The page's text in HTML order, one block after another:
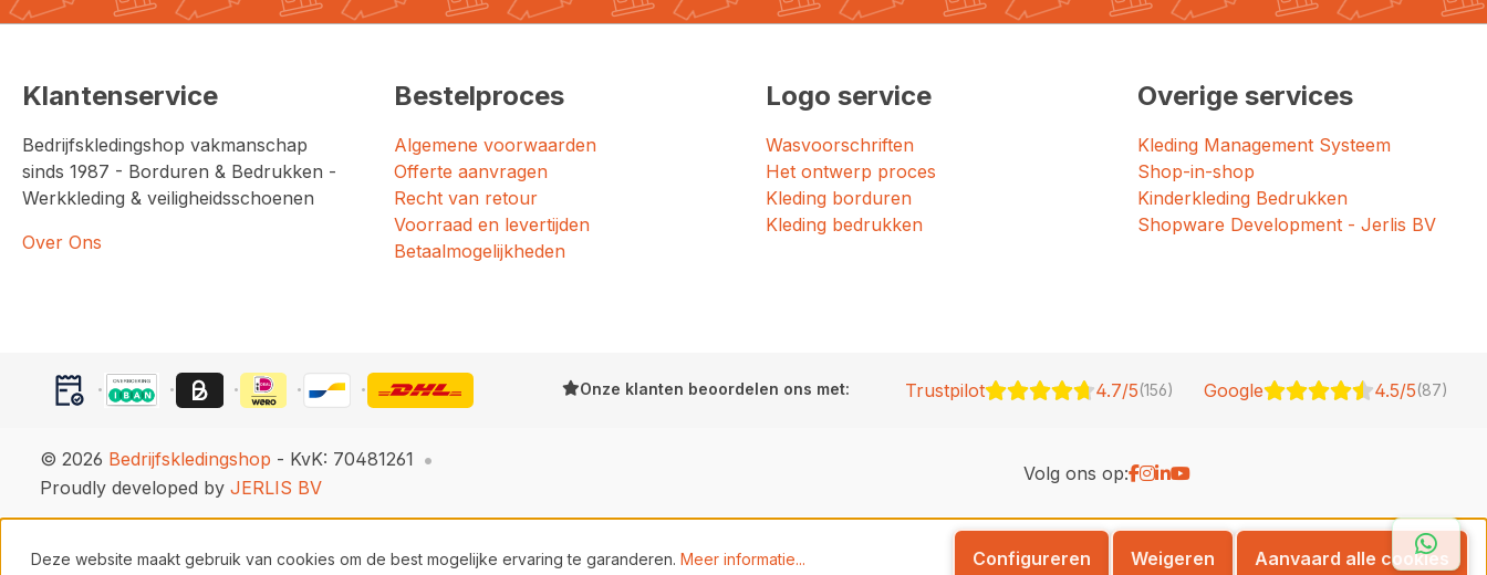
Klantenservice
Bedrijfskledingshop vakmanschap
sinds 1987 - Borduren & Bedrukken -
Werkkleding & veiligheidsschoenen
Over Ons
Bestelproces
Algemene voorwaarden
Offerte aanvragen
Recht van retour
Voorraad en levertijden
Betaalmogelijkheden
Logo service
Wasvoorschriften
Het ontwerp proces
Kleding borduren
Kleding bedrukken
Overige services
Kleding Management Systeem
Shop-in-shop
Kinderkleding Bedrukken
Shopware Development - Jerlis BV
Onze klanten beoordelen ons met: Trustpilot 4.7/5(156) Google 4.5/5(87)
© 2026 Bedrijfskledingshop - KvK: 70481261
Proudly developed by JERLIS BV
Volg ons op:
Deze website maakt gebruik van cookies om de best mogelijke ervaring te garanderen. Meer informatie... Weigeren
Configureren Aanvaard alle cookies